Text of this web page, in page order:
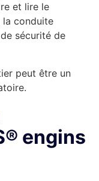
et lire le
la conduite
sécurité de
peut être un
engins